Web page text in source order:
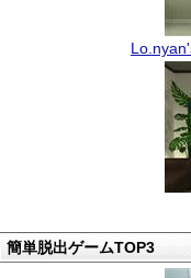
簡単脱出ゲームTOP3